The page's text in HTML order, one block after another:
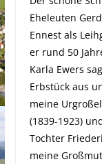
Eheleuten
Ennest als
er rund 50
Karla Ewers
Erbstück aus
meine
(1839-1923)
Tochter
meine